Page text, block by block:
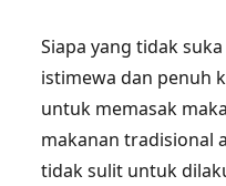
Siapa yang tidak
istimewa dan penuh
untuk memasak
makanan tradisional
tidak sulit untuk